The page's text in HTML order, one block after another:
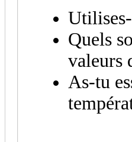
Quels
valeurs
As-tu